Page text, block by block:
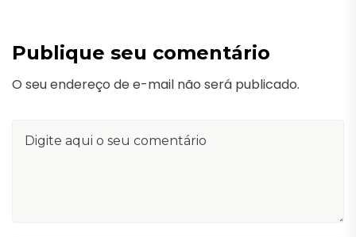
Publique seu comentário
O seu endereço de e-mail não será publicado.